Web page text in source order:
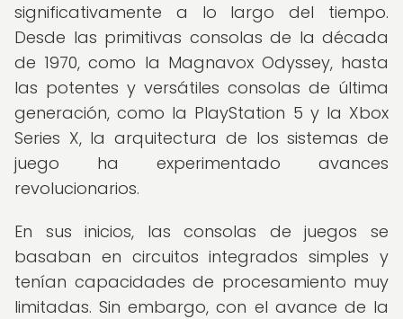
significativamente a lo largo del tiempo.
Desde las primitivas consolas de la década
de 1970, como la Magnavox Odyssey, hasta
las potentes y versátiles consolas de última
generación, como la PlayStation 5 y la Xbox
Series X, la arquitectura de los sistemas de
juego ha experimentado avances
revolucionarios.
En sus inicios, las consolas de juegos se
basaban en circuitos integrados simples y
tenían capacidades de procesamiento muy
limitadas. Sin embargo, con el avance de la